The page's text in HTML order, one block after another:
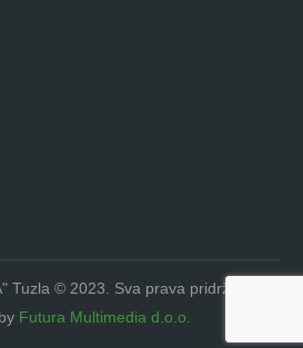
Tuzla © 2023. Sva prava pridržana.
Futura Multimedia d.o.o.